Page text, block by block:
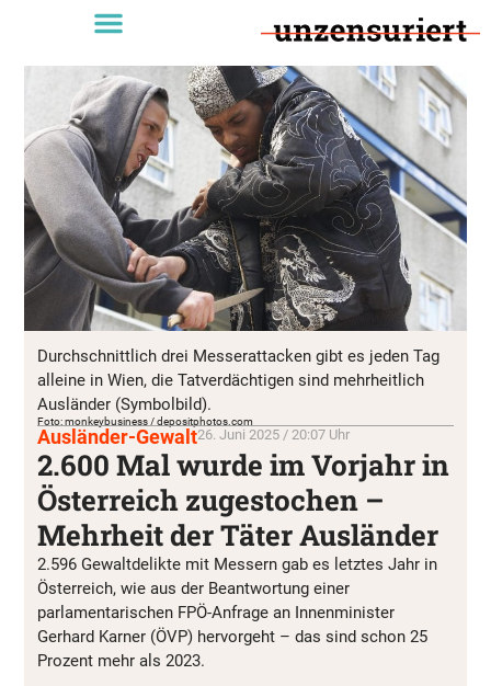
Durchschnittlich drei Messerattacken gibt es jeden Tag
alleine in Wien, die Tatverdächtigen sind mehrheitlich
Ausländer (Symbolbild).
Foto: monkeybusiness / depositphotos.com
Ausländer-Gewalt26. Juni 2025 / 20:07 Uhr
2.600 Mal wurde im Vorjahr in
Österreich zugestochen –
Mehrheit der Täter Ausländer
2.596 Gewaltdelikte mit Messern gab es letztes Jahr in
Österreich, wie aus der Beantwortung einer
parlamentarischen FPÖ-Anfrage an Innenminister
Gerhard Karner (ÖVP) hervorgeht – das sind schon 25
Prozent mehr als 2023.